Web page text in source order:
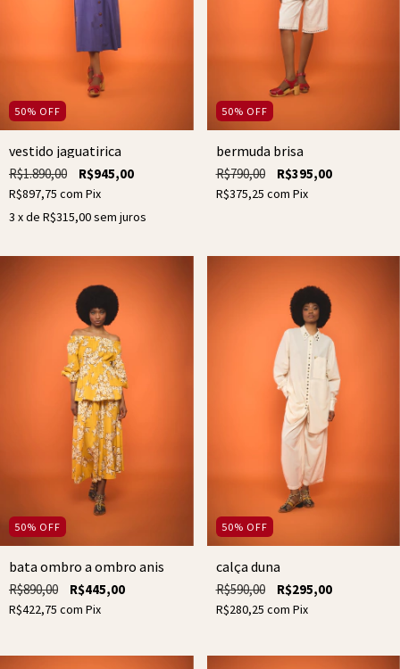
50% OFF
vestido jaguatirica
R$1.890,00 R$945,00
R$897,75 com Pix
3 x de R$315,00sem juros
50% OFF
bermuda brisa
R$790,00 R$395,00
R$375,25 com Pix
50% OFF
bata ombro a ombro anis
R$890,00 R$445,00
R$422,75 com Pix
50% OFF
calça duna
R$590,00 R$295,00
R$280,25 com Pix